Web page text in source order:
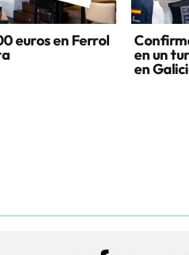
euros en Ferrol
en un
en